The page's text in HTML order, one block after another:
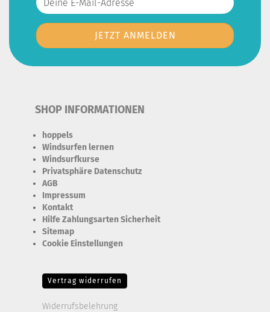
SHOP INFORMATIONEN
hoppels
Windsurfen lernen
Windsurfkurse
Privatsphäre Datenschutz
AGB
Impressum
Kontakt
Hilfe Zahlungsarten Sicherheit
Sitemap
Cookie Einstellungen
Vertrag widerrufen
Widerrufsbelehrung